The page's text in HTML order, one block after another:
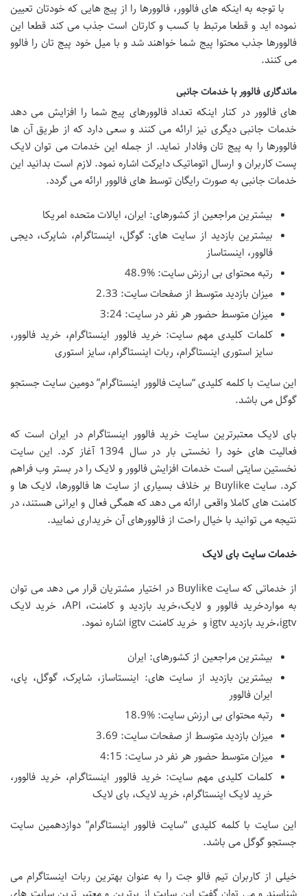
با توجه به اینکه های فالوور، فالوورها را از پیج هایی که خودتان تعیین
نموده اید و قطعا مرتبط با کسب و کارتان است جذب می کند قطعا این
فالوورها جذب محتوا پیج شما خواهند شد و با میل خود پیج تان را فالوو
می کنند.
ماندگاری فالوور با خدمات جانبی
های فالوور در کنار اینکه تعداد فالوورهای پیج شما را افزایش می دهد
خدمات جانبی دیگری نیز ارائه می کنند و سعی دارد که از طریق آن ها
فالوورها را به پیج تان وفادار نماید. از جمله این خدمات می توان لایک
پست کاربران و ارسال اتوماتیک دایرکت اشاره نمود. لازم است بدانید این
خدمات جانبی به صورت رایگان توسط های فالوور ارائه می گردد.
بیشترین مراجعین از کشورهای: ایران، ایالات متحده امریکا
بیشترین بازدید از سایت های: گوگل، اینستاگرام، شاپرک، دیجی
فالوور، اینستاساز
رتبه محتوای بی ارزش سایت: %48.9
میزان بازدید متوسط از صفحات سایت: 2.33
میزان متوسط حضور هر نفر در سایت: 3:24
کلمات کلیدی مهم سایت: خرید فالوور اینستاگرام، خرید فالوور،
سایز استوری اینستاگرام، ربات اینستاگرام، سایز استوری
این سایت با کلمه کلیدی “سایت فالوور اینستاگرام” دومین سایت جستجو
گوگل می باشد.
بای لایک معتبرترین سایت خرید فالوور اینستاگرام در ایران است که
فعالیت های خود را نخستی بار در سال 1394 آغاز کرد. این سایت
نخستین سایتی است خدمات افزایش فالوور و لایک را در بستر وب فراهم
کرد. سایت Buylike بر خلاف بسیاری از سایت ها فالوورها، لایک ها و
کامنت های کاملا واقعی ارائه می دهد که همگی فعال و ایرانی هستند، در
نتیجه می توانید با خیال راحت از فالوورهای آن خریداری نمایید.
خدمات سایت بای لایک
از خدماتی که سایت Buylike در اختیار مشتریان قرار می دهد می توان
به مواردخرید فالوور و لایک،خرید بازدید و کامنت، API، خرید لایک
igtv،خرید بازدید igtv و خرید کامنت igtv اشاره نمود.
بیشترین مراجعین از کشورهای: ایران
بیشترین بازدید از سایت های: اینستاساز، شاپرک، گوگل، پای،
ایران فالوور
رتبه محتوای بی ارزش سایت: %18.9
میزان بازدید متوسط از صفحات سایت: 3.69
میزان متوسط حضور هر نفر در سایت: 4:15
کلمات کلیدی مهم سایت: خرید فالوور اینستاگرام، خرید فالوور،
خرید لایک اینستاگرام، خرید لایک، بای لایک
این سایت با کلمه کلیدی “سایت فالوور اینستاگرام” دوازدهمین سایت
جستجو گوگل می باشد.
خیلی از کاربران تیم فالو جت را به عنوان بهترین ربات اینستاگرام می